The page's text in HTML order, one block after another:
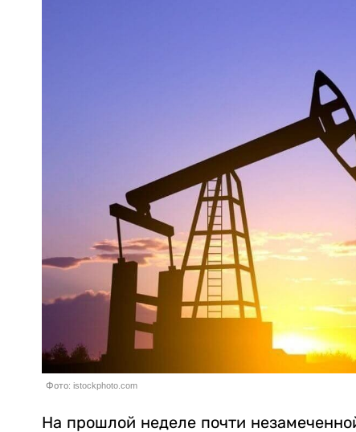
Фото: istockphoto.com
На прошлой неделе почти